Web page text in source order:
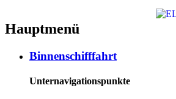
Hauptmenü
Binnenschifffahrt
Unternavigationspunkte